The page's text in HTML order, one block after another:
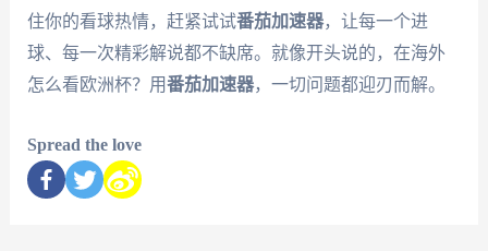
住你的看球热情，赶紧试试番茄加速器，让每一个进
球、每一次精彩解说都不缺席。就像开头说的，在海外
怎么看欧洲杯？用番茄加速器，一切问题都迎刃而解。
Spread the love